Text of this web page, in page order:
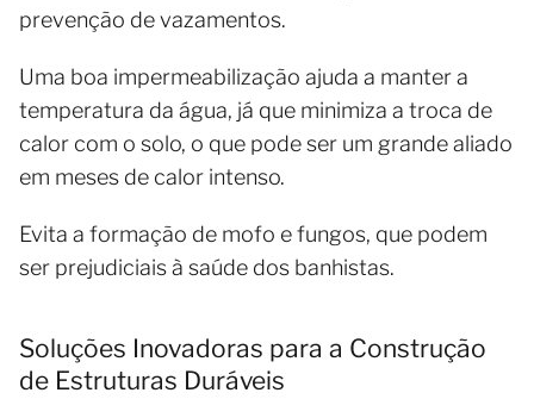
prevenção de vazamentos.
Uma boa impermeabilização ajuda a manter a
temperatura da água, já que minimiza a troca de
calor com o solo, o que pode ser um grande aliado
em meses de calor intenso.
Evita a formação de mofo e fungos, que podem
ser prejudiciais à saúde dos banhistas.
Soluções Inovadoras para a Construção
de Estruturas Duráveis